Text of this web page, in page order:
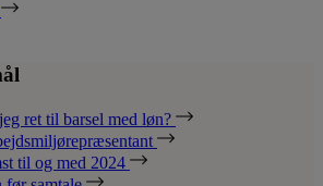
ret til barsel med løn?
til og med 2024